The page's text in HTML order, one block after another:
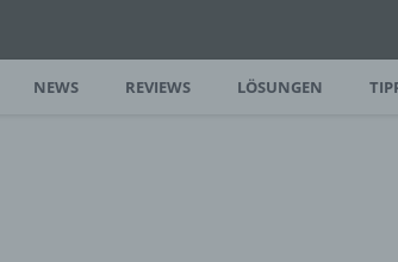
NEWS REVIEWS LÖSUNGEN